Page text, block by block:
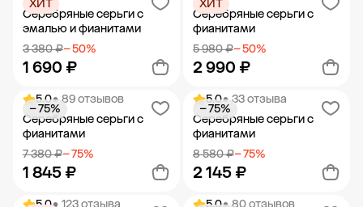
Добавить в корзину Добавить в корзину
Серебряные серьги с
эмалью и фианитами
3 380 ₽− 50%
1 690 ₽
ХИТ
Добавить в корзину
Серебряные серьги с
фианитами
5 980 ₽− 50%
2 990 ₽
ХИТ
Добавить в корзину
5.0• 89 отзывов
Серебряные серьги с
фианитами
7 380 ₽− 75%
1 845 ₽
− 75%
5.0• 33 отзыва
Серебряные серьги с
фианитами
8 580 ₽− 75%
2 145 ₽
− 75%
5.0• 123 отзыва
5.0• 80 отзывов